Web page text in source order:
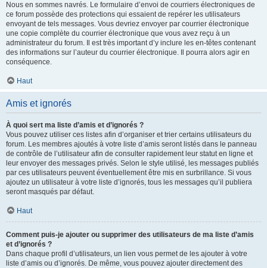
Nous en sommes navrés. Le formulaire d’envoi de courriers électroniques de
ce forum possède des protections qui essaient de repérer les utilisateurs
envoyant de tels messages. Vous devriez envoyer par courrier électronique
une copie complète du courrier électronique que vous avez reçu à un
administrateur du forum. Il est très important d’y inclure les en-têtes contenant
des informations sur l’auteur du courrier électronique. Il pourra alors agir en
conséquence.
Haut
Amis et ignorés
À quoi sert ma liste d’amis et d’ignorés ?
Vous pouvez utiliser ces listes afin d’organiser et trier certains utilisateurs du
forum. Les membres ajoutés à votre liste d’amis seront listés dans le panneau
de contrôle de l’utilisateur afin de consulter rapidement leur statut en ligne et
leur envoyer des messages privés. Selon le style utilisé, les messages publiés
par ces utilisateurs peuvent éventuellement être mis en surbrillance. Si vous
ajoutez un utilisateur à votre liste d’ignorés, tous les messages qu’il publiera
seront masqués par défaut.
Haut
Comment puis-je ajouter ou supprimer des utilisateurs de ma liste d’amis
et d’ignorés ?
Dans chaque profil d’utilisateurs, un lien vous permet de les ajouter à votre
liste d’amis ou d’ignorés. De même, vous pouvez ajouter directement des